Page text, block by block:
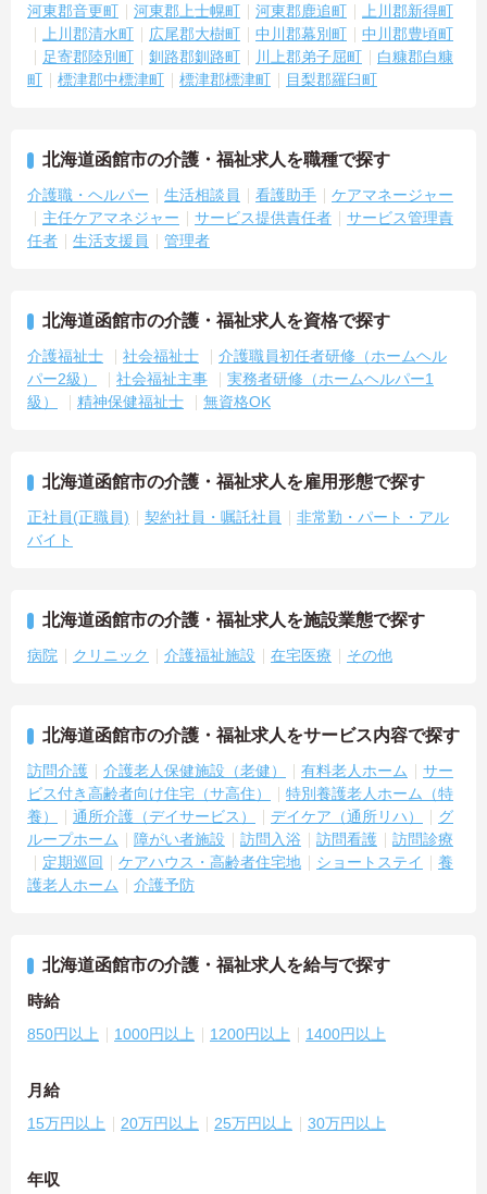
河東郡音更町
河東郡上士幌町 河東郡鹿追町
上川郡新得町
上川郡清水町
広尾郡大樹町 中川郡幕別町
中川郡豊頃町
足寄郡陸別町
釧路郡釧路町 川上郡弟子屈町
白糠郡白糠
町
標津郡中標津町 標津郡標津町 目梨郡羅臼町
北海道函館市の介護・福祉求人を職種で探す
介護職・ヘルパー 生活相談員 看護助手
ケアマネージャー
主任ケアマネジャー
サービス提供責任者
サービス管理責
任者
生活支援員 管理者
北海道函館市の介護・福祉求人を資格で探す
介護福祉士 社会福祉士
介護職員初任者研修（ホームヘル
パー2級）
社会福祉主事
実務者研修（ホームヘルパー1
級）
精神保健福祉士 無資格OK
北海道函館市の介護・福祉求人を雇用形態で探す
正社員(正職員) 契約社員・嘱託社員
非常勤・パート・アル
バイト
北海道函館市の介護・福祉求人を施設業態で探す
病院 クリニック 介護福祉施設 在宅医療 その他
北海道函館市の介護・福祉求人をサービス内容で探す
訪問介護 介護老人保健施設（老健） 有料老人ホーム
サー
ビス付き高齢者向け住宅（サ高住）
特別養護老人ホーム（特
養）
通所介護（デイサービス） デイケア（通所リハ）
グ
ループホーム
障がい者施設 訪問入浴 訪問看護
訪問診療
定期巡回
ケアハウス・高齢者住宅地 ショートステイ
養
護老人ホーム
介護予防
北海道函館市の介護・福祉求人を給与で探す
時給
850円以上 1000円以上 1200円以上 1400円以上
月給
15万円以上 20万円以上 25万円以上 30万円以上
年収